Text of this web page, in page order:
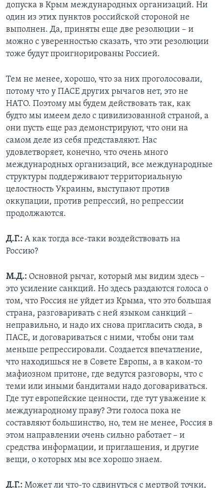
допуска в Крым международных организаций. Ни
один из этих пунктов российской стороной не
выполнен. Да, приняты еще две резолюции – и
можно с уверенностью сказать, что эти резолюции
тоже будут проигнорированы Россией.
Тем не менее, хорошо, что за них проголосовали,
потому что у ПАСЕ других рычагов нет, это не
НАТО. Поэтому мы будем действовать так, как
будто мы имеем дело с цивилизованной страной, а
они пусть еще раз демонстрируют, что они на
самом деле из себя представляют. Нас
удовлетворяет, конечно, что очень много
международных организаций, все международные
структуры поддерживают территориальную
целостность Украины, выступают против
оккупации, против репрессий, но репрессии
продолжаются.
Д.Г.: А как тогда все-таки воздействовать на
Россию?
М.Д.: Основной рычаг, который мы видим здесь –
это усиление санкций. Но здесь раздаются голоса о
том, что Россия не уйдет из Крыма, что это большая
страна, разговаривать с ней языком санкций –
неправильно, и надо их снова пригласить сюда, в
ПАСЕ, и договариваться с ними, чтобы они там
меньше репрессировали. Создается впечатление,
что находишься не в Совете Европы, а в каком-то
мафиозном притоне, где ведутся разговоры, что с
теми или иными бандитами надо договариваться.
Где тут европейские ценности, где тут уважение к
международному праву? Эти голоса пока не
составляют большинство, но, тем не менее, Россия в
этом направлении очень сильно работает – и
средства информации, и приглашения, и другие
вещи, о которых мы все хорошо знаем.
Д.Г.: Может ли что-то сдвинуться с мертвой точки,